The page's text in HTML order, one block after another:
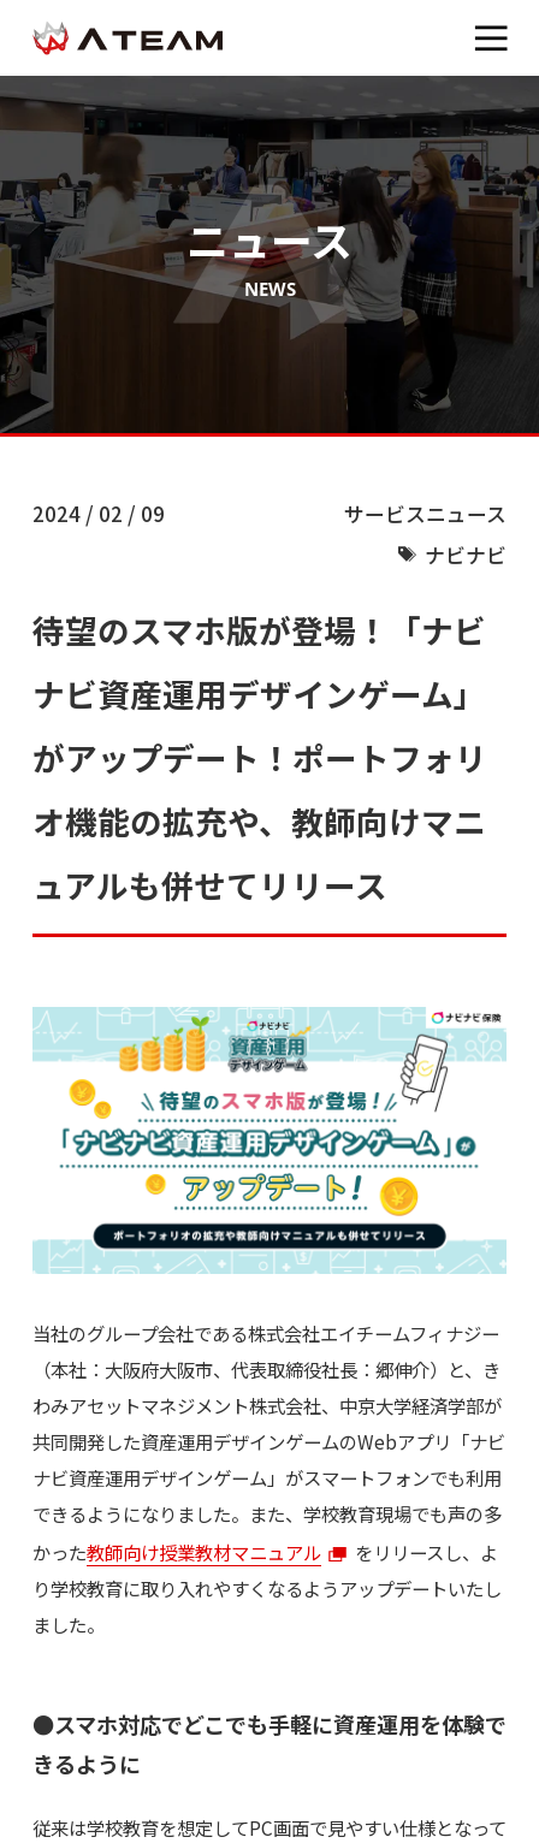
ニュース
NEWS
2024 / 02 / 09
サービスニュース
ナビナビ
待望のスマホ版が登場！「ナビ
ナビ資産運用デザインゲーム」
がアップデート！ポートフォリ
オ機能の拡充や、教師向けマニ
ュアルも併せてリリース
当社のグループ会社である株式会社エイチームフィナジー
（本社：大阪府大阪市、代表取締役社長：郷伸介）と、き
わみアセットマネジメント株式会社、中京大学経済学部が
共同開発した資産運用デザインゲームのWebアプリ「ナビ
ナビ資産運用デザインゲーム」がスマートフォンでも利用
できるようになりました。また、学校教育現場でも声の多
かった教師向け授業教材マニュアル
をリリースし、よ
り学校教育に取り入れやすくなるようアップデートいたし
ました。
●スマホ対応でどこでも手軽に資産運用を体験で
きるように
従来は学校教育を想定してPC画面で見やすい仕様となって